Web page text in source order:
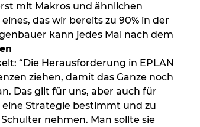
mit Makros und ähnlichen
das wir bereits zu 90% in der
kann jedes Mal nach dem
“Die Herausforderung in EPLAN
ziehen, damit das Ganze noch
Das gilt für uns, aber auch für
Strategie bestimmt und zu
nehmen. Man sollte sie